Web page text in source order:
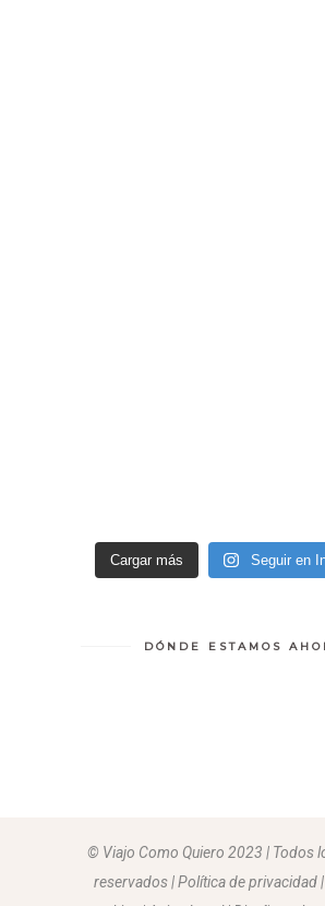
Cargar más Seguir en
DÓNDE ESTAMOS
© Viajo Como Quiero 2023 | Todos
reservados | Política de privacidad